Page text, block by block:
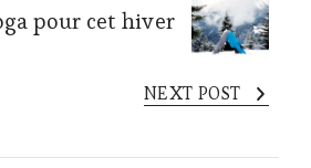
pour cet hiver
NEXT POST